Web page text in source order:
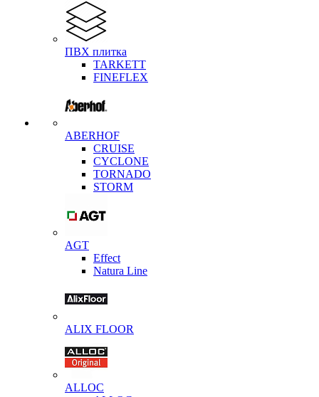
ПВХ плитка
TARKETT
FINEFLEX
ABERHOF
CRUISE
CYCLONE
TORNADO
STORM
AGT
Effect
Natura Line
ALIX FLOOR
ALLOC